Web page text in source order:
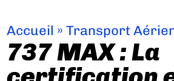
Accueil »Transport
737 MAX : La